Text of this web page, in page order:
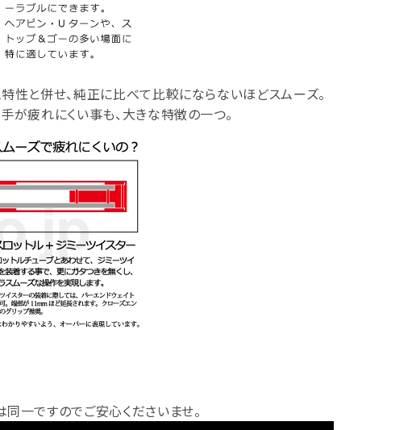
性と併せ、純正に比べて比較にならないほどスムーズ。
が疲れにくい事も、大きな特徴の一つ。
一ですのでご安心くださいませ。